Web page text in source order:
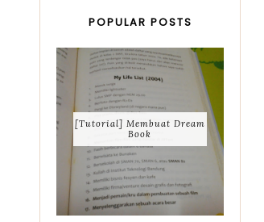
POPULAR POSTS
[Tutorial] Membuat Dream
Book